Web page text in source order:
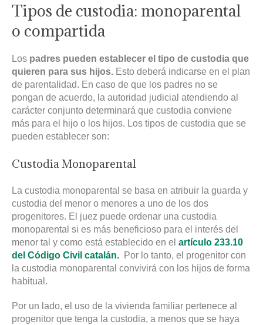
Tipos de custodia: monoparental
o compartida
Los padres pueden establecer el tipo de custodia que
quieren para sus hijos. Esto deberá indicarse en el plan
de parentalidad. En caso de que los padres no se
pongan de acuerdo, la autoridad judicial atendiendo al
carácter conjunto determinará que custodia conviene
más para el hijo o los hijos. Los tipos de custodia que se
pueden establecer son:
Custodia Monoparental
La custodia monoparental se basa en atribuir la guarda y
custodia del menor o menores a uno de los dos
progenitores. El juez puede ordenar una custodia
monoparental si es más beneficioso para el interés del
menor tal y como está establecido en el artículo 233.10
del Código Civil catalán.
Por lo tanto, el progenitor con
la custodia monoparental convivirá con los hijos de forma
habitual.
Por un lado, el uso de la vivienda familiar pertenece al
progenitor que tenga la custodia, a menos que se haya